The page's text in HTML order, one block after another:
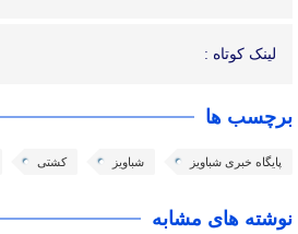
لینک کوتاه :
برچسب ها
پایگاه خبری شباویز شباویز کشتی
نوشته های مشابه